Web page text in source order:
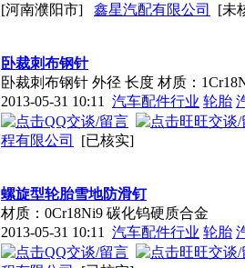
[河南濮阳市]
鑫星汽配有限公司 [未
卧裁刺布钢针
卧裁刺布钢针 外径 长度 材质：
2013-05-31 10:11 汽车配件行业 轮胎
程有限公司 [已核实]
螺旋型轮胎雪地防滑钉
材质：0Cr18Ni9 碳化钨硬质合金
2013-05-31 10:11 汽车配件行业 轮胎